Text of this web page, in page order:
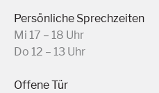
Persönliche Sprechzeiten
Mi 17 – 18 Uhr
Do 12 – 13 Uhr
Offene Tür